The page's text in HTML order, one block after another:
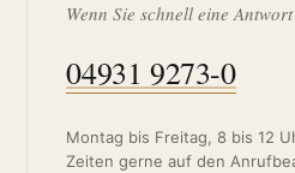
Wenn Sie schnell eine
04931 9273-0
Montag bis Freitag, 8 bis 12
Zeiten gerne auf den